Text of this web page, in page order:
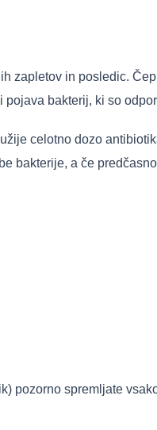
zapletov in posledic.
bakterij, ki so
celotno dozo
bakterije, a če
pozorno spremljate